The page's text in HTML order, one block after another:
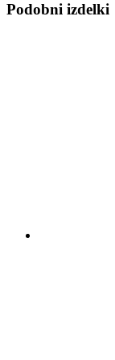
Podobni izdelki